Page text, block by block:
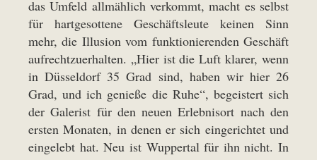
das Umfeld allmählich verkommt, macht es selbst
für hartgesottene Geschäftsleute keinen Sinn
mehr, die Illusion vom funktionierenden Geschäft
aufrechtzuerhalten. „Hier ist die Luft klarer, wenn
in Düsseldorf 35 Grad sind, haben wir hier 26
Grad, und ich genieße die Ruhe“, begeistert sich
der Galerist für den neuen Erlebnisort nach den
ersten Monaten, in denen er sich eingerichtet und
eingelebt hat. Neu ist Wuppertal für ihn nicht. In